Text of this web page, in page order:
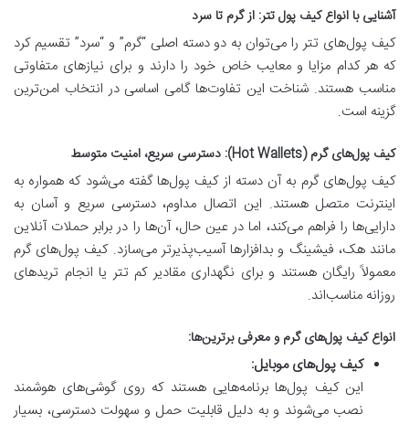
آشنایی با انواع کیف پول تتر: از گرم تا سرد
کیف پول‌های تتر را می‌توان به دو دسته اصلی “گرم” و “سرد” تقسیم کرد
که هر کدام مزایا و معایب خاص خود را دارند و برای نیازهای متفاوتی
مناسب هستند. شناخت این تفاوت‌ها گامی اساسی در انتخاب امن‌ترین
گزینه است.
کیف پول‌های گرم (Hot Wallets): دسترسی سریع، امنیت متوسط
کیف پول‌های گرم به آن دسته از کیف پول‌ها گفته می‌شود که همواره به
اینترنت متصل هستند. این اتصال مداوم، دسترسی سریع و آسان به
دارایی‌ها را فراهم می‌کند، اما در عین حال، آن‌ها را در برابر حملات آنلاین
مانند هک، فیشینگ و بدافزارها آسیب‌پذیرتر می‌سازد. کیف پول‌های گرم
معمولاً رایگان هستند و برای نگهداری مقادیر کم تتر یا انجام تریدهای
روزانه مناسب‌اند.
انواع کیف پول‌های گرم و معرفی برترین‌ها:
کیف پول‌های موبایل:
این کیف پول‌ها برنامه‌هایی هستند که روی گوشی‌های هوشمند
نصب می‌شوند و به دلیل قابلیت حمل و سهولت دسترسی، بسیار